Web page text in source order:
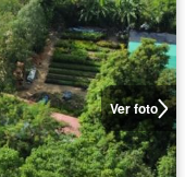
Ver foto